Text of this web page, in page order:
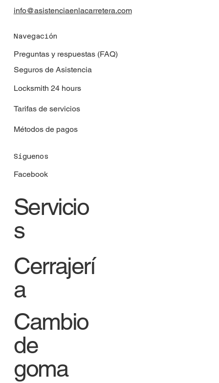
info@asistenciaenlacarretera.com
Navegación
Preguntas y respuestas (FAQ)
Seguros de Asistencia
Locksmith 24 hours
Tarifas de servicios
Métodos de pagos
Síguenos
Facebook
Servicio
s
Cerrajerí
a
Cambio
de
goma